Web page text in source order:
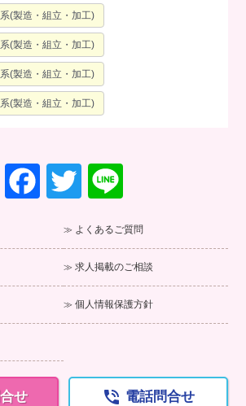
(製造・組立・加工)
(製造・組立・加工)
(製造・組立・加工)
(製造・組立・加工)
F
a
e
b
o
k
T
wi
tt
er
e
よくあるご質問
求人掲載のご相談
個人情報保護方針
せ  電話問合せ